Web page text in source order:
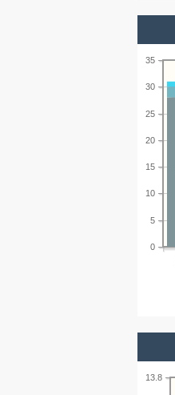
0
5
10
15
20
25
30
35
13.8